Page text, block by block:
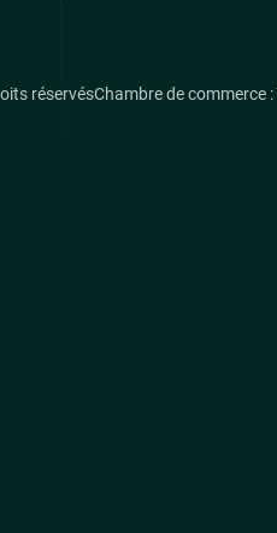
réservésChambre de commerce